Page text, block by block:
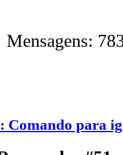
Mensagens:
Comando para